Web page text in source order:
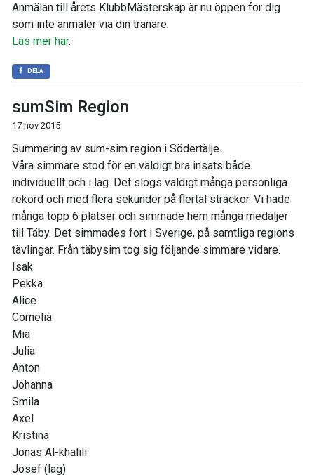
Anmälan till årets KlubbMästerskap är nu öppen för dig
som inte anmäler via din tränare.
Läs mer här.
DELA
sumSim Region
17 nov 2015
Summering av sum-sim region i Södertälje.
Våra simmare stod för en väldigt bra insats både
individuellt och i lag. Det slogs väldigt många personliga
rekord och med flera sekunder på flertal sträckor. Vi hade
många topp 6 platser och simmade hem många medaljer
till Täby. Det simmades fort i Sverige, på samtliga regions
tävlingar. Från täbysim tog sig följande simmare vidare.
Isak
Pekka
Alice
Cornelia
Mia
Julia
Anton
Johanna
Smila
Axel
Kristina
Jonas Al-khalili
Josef (lag)